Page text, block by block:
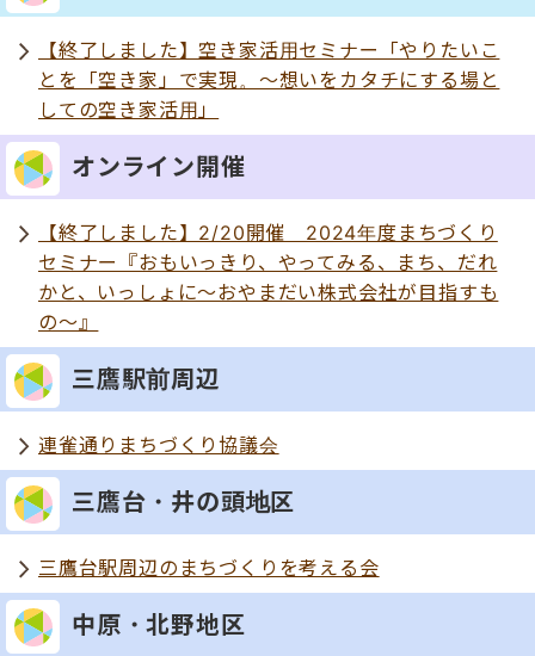
【終了しました】空き家活用セミナー「やりたいこ
とを「空き家」で実現。～想いをカタチにする場と
しての空き家活用」
オンライン開催
【終了しました】2/20開催 2024年度まちづくり
セミナー『おもいっきり、やってみる、まち、だれ
かと、いっしょに～おやまだい株式会社が目指すも
の～』
三鷹駅前周辺
連雀通りまちづくり協議会
三鷹台・井の頭地区
三鷹台駅周辺のまちづくりを考える会
中原・北野地区